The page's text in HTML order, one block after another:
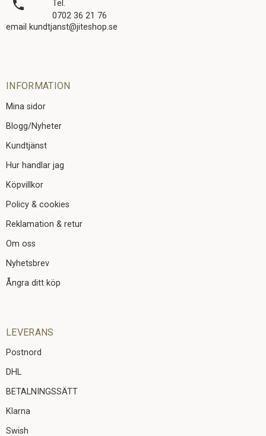
local_phone
Tel.
0702 36 21 76
email kundtjanst@jiteshop.se
INFORMATION
Mina sidor
Blogg/Nyheter
Kundtjänst
Hur handlar jag
Köpvillkor
Policy & cookies
Reklamation & retur
Om oss
Nyhetsbrev
Ångra ditt köp
LEVERANS
Postnord
DHL
BETALNINGSSÄTT
Klarna
Swish